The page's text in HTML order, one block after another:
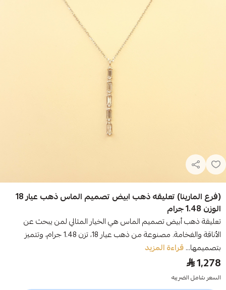
(فرع المارينا) تعليقه ذهب ابيض تصميم الماس ذهب عيار 18
الوزن 1.48 جرام
تعليقة ذهب أبيض تصميم الماس هي الخيار المثالي لمن يبحث عن
الأناقة والفخامة. مصنوعة من ذهب عيار 18، تزن 1.48 جرام، وتتميز
بتصميمها...قراءة المزيد
1,278
السعر شامل الضريبه